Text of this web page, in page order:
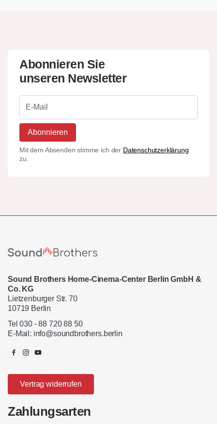
Abonnieren Sie
unseren Newsletter
Abonnieren
Mit dem Absenden stimme ich der Datenschutzerklärung
zu.
Sound Brothers Home-Cinema-Center Berlin GmbH &
Co. KG
Lietzenburger Str. 70
10719 Berlin
Tel 030 - 88 720 88 50
E-Mail: info@soundbrothers.berlin
Vertrag widerrufen
Zahlungsarten